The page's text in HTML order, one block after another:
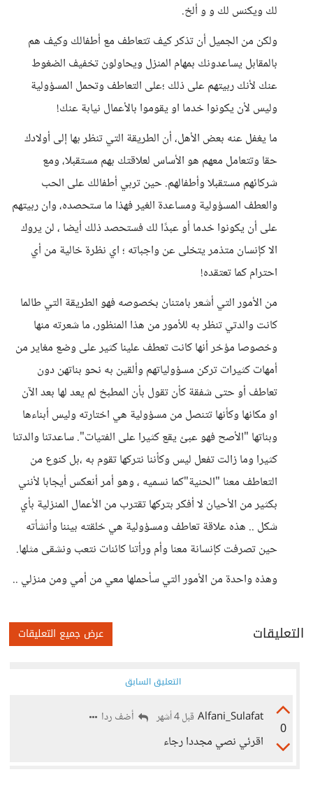
لك ويكنس لك و و ألخ.
ولكن من الجميل أن تذكر كيف تتعاطف مع أطفالك وكيف هم
بالمقابل يساعدونك بمهام المنزل ويحاولون تخفيف الضغوط
عنك لأنك ربيتهم على ذلك ؛على التعاطف وتحمل المسؤولية
وليس لأن يكونوا خدما او يقوموا بالأعمال نيابة عنك!
ما يغفل عنه بعض الأهل، أن الطريقة التي تنظر بها إلى أولادك
حقا وتتعامل معهم هو الأساس لعلاقتك بهم مستقبلا، ومع
شركائهم مستقبلا وأطفالهم. حين تربي أطفالك على الحب
والعطف المسؤولية ومساعدة الغير فهذا ما ستحصده، وان ربيتهم
على أن يكونوا خدما أو عبدًا لك فستحصد ذلك أيضا ، لن يروك
الا كإنسان متذمر يتخلى عن واجباته ؛ اي نظرة خالية من أي
احترام كما تعتقده!
من الأمور التي أشعر بامتنان بخصوصه فهو الطريقة التي طالما
كانت والدتي تنظر به للأمور من هذا المنظور، ما شعرته منها
وخصوصا مؤخر أنها كانت تعطف علينا كثير على وضع مغاير من
أمهات كثيرات تركن مسؤولياتهم وألقين به نحو بناتهن دون
تعاطف أو حتى شفقة كأن تقول بأن المطبخ لم يعد لها بعد الآن
او مكانها وكأنها تتنصل من مسؤولية هي اختارته وليس أبناءها
وبناتها "الأصح فهو عبئ يقع كثيرا على الفتيات". ساعدتنا والدتنا
كثيرا وما زالت تفعل ليس وكأننا نتركها تقوم به ،بل كنوع من
التعاطف معنا "الحنية"كما نسميه ، وهو أمر أنعكس أيجابا لأنني
بكثير من الأحيان لا أفكر بتركها تقترب من الأعمال المنزلية بأي
شكل .. هذه علاقة تعاطف ومسؤولية هي خلقته بيننا وأنشأته
حين تصرفت كإنسانة معنا وأم ورأتنا كائنات نتعب ونشقى مثلها.
وهذه واحدة من الأمور التي سأحملها معي من أمي ومن منزلي ..
التعليقات عرض جميع التعليقات
التعليق السابق
0
Alfani_Sulafat قبل 4 أشهر أضف ردا
اقرئي نصي مجددا رجاء